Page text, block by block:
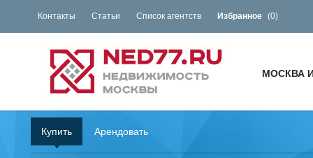
Контакты Статьи Список агентств Избранное (0)
МОСКВА
Купить Арендовать